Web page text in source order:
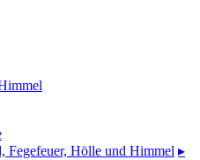
Fegefeuer, Hölle und Himmel ▸